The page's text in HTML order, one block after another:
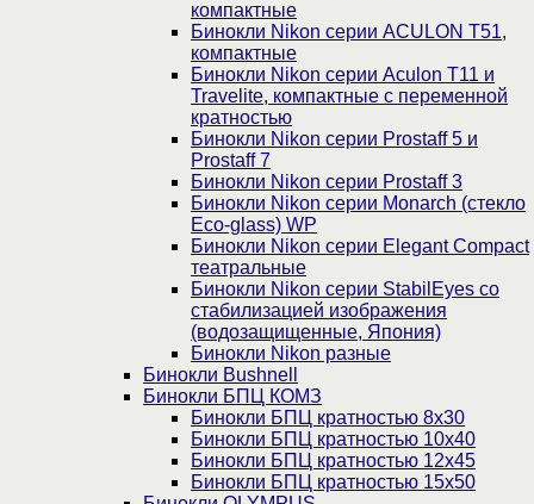
компактные
Бинокли Nikon серии ACULON Т51,
компактные
Бинокли Nikon серии Aculon T11 и
Travelite, компактные с переменной
кратностью
Бинокли Nikon серии Prostaff 5 и
Prostaff 7
Бинокли Nikon серии Prostaff 3
Бинокли Nikon серии Monarch (стекло
Eco-glass) WP
Бинокли Nikon серии Elegant Compact
театральные
Бинокли Nikon серии StabilEyes со
стабилизацией изображения
(водозащищенные, Япония)
Бинокли Nikon разные
Бинокли Bushnell
Бинокли БПЦ КОМЗ
Бинокли БПЦ кратностью 8х30
Бинокли БПЦ кратностью 10х40
Бинокли БПЦ кратностью 12х45
Бинокли БПЦ кратностью 15х50